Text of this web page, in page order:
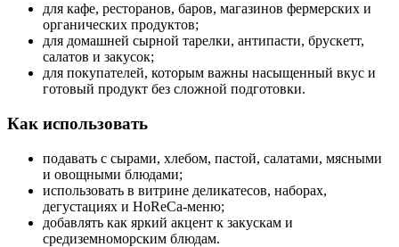
для кафе, ресторанов, баров, магазинов фермерских и
органических продуктов;
для домашней сырной тарелки, антипасти, брускетт,
салатов и закусок;
для покупателей, которым важны насыщенный вкус и
готовый продукт без сложной подготовки.
Как использовать
подавать с сырами, хлебом, пастой, салатами, мясными
и овощными блюдами;
использовать в витрине деликатесов, наборах,
дегустациях и HoReCa-меню;
добавлять как яркий акцент к закускам и
средиземноморским блюдам.